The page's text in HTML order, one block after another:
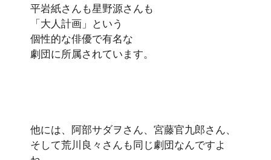
平岩紙さんも星野源さんも
「大人計画」という
個性的な俳優で有名な
劇団に所属されています。
他には、阿部サダヲさん、宮藤官九郎さん、
そして荒川良々さんも同じ劇団なんですよ